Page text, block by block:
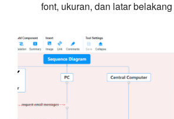
font, ukuran, dan latar